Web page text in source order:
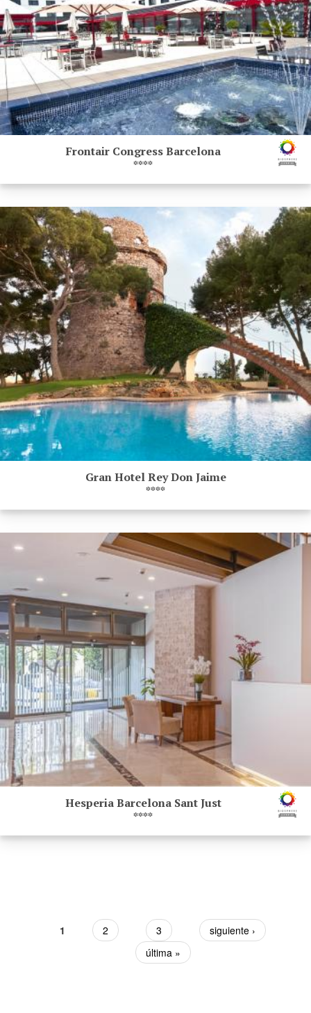
Frontair Congress Barcelona
****
Gran Hotel Rey Don Jaime
****
Hesperia Barcelona Sant Just
****
Páginas
1 2 3
siguiente ›
última »